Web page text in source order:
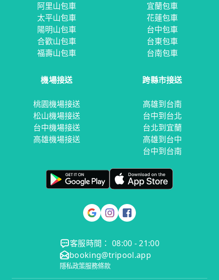
阿里山包車
太平山包車
陽明山包車
合歡山包車
福壽山包車
宜蘭包車
花蓮包車
台中包車
台東包車
台南包車
機場接送
桃園機場接送
松山機場接送
台中機場接送
高雄機場接送
跨縣市接送
高雄到台南
台中到台北
台北到宜蘭
高雄到台中
台中到台南
客服時間： 08:00 - 21:00
booking@tripool.app
隱私政策服務條款